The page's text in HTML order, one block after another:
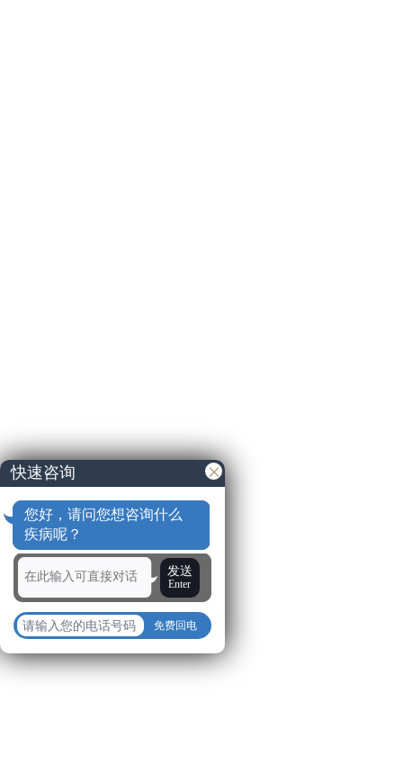
快速咨询
您好，请问您想咨询什么
疾病呢？
发送
Enter
免费回电